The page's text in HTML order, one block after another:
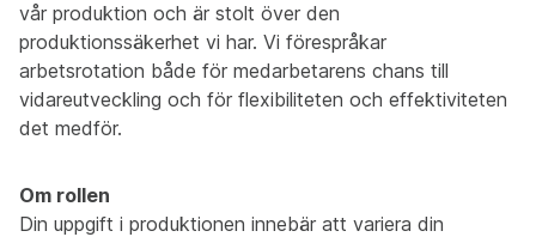
vår produktion och är stolt över den
produktionssäkerhet vi har. Vi förespråkar
arbetsrotation både för medarbetarens chans till
vidareutveckling och för flexibiliteten och effektiviteten
det medför.
Om rollen
Din uppgift i produktionen innebär att variera din